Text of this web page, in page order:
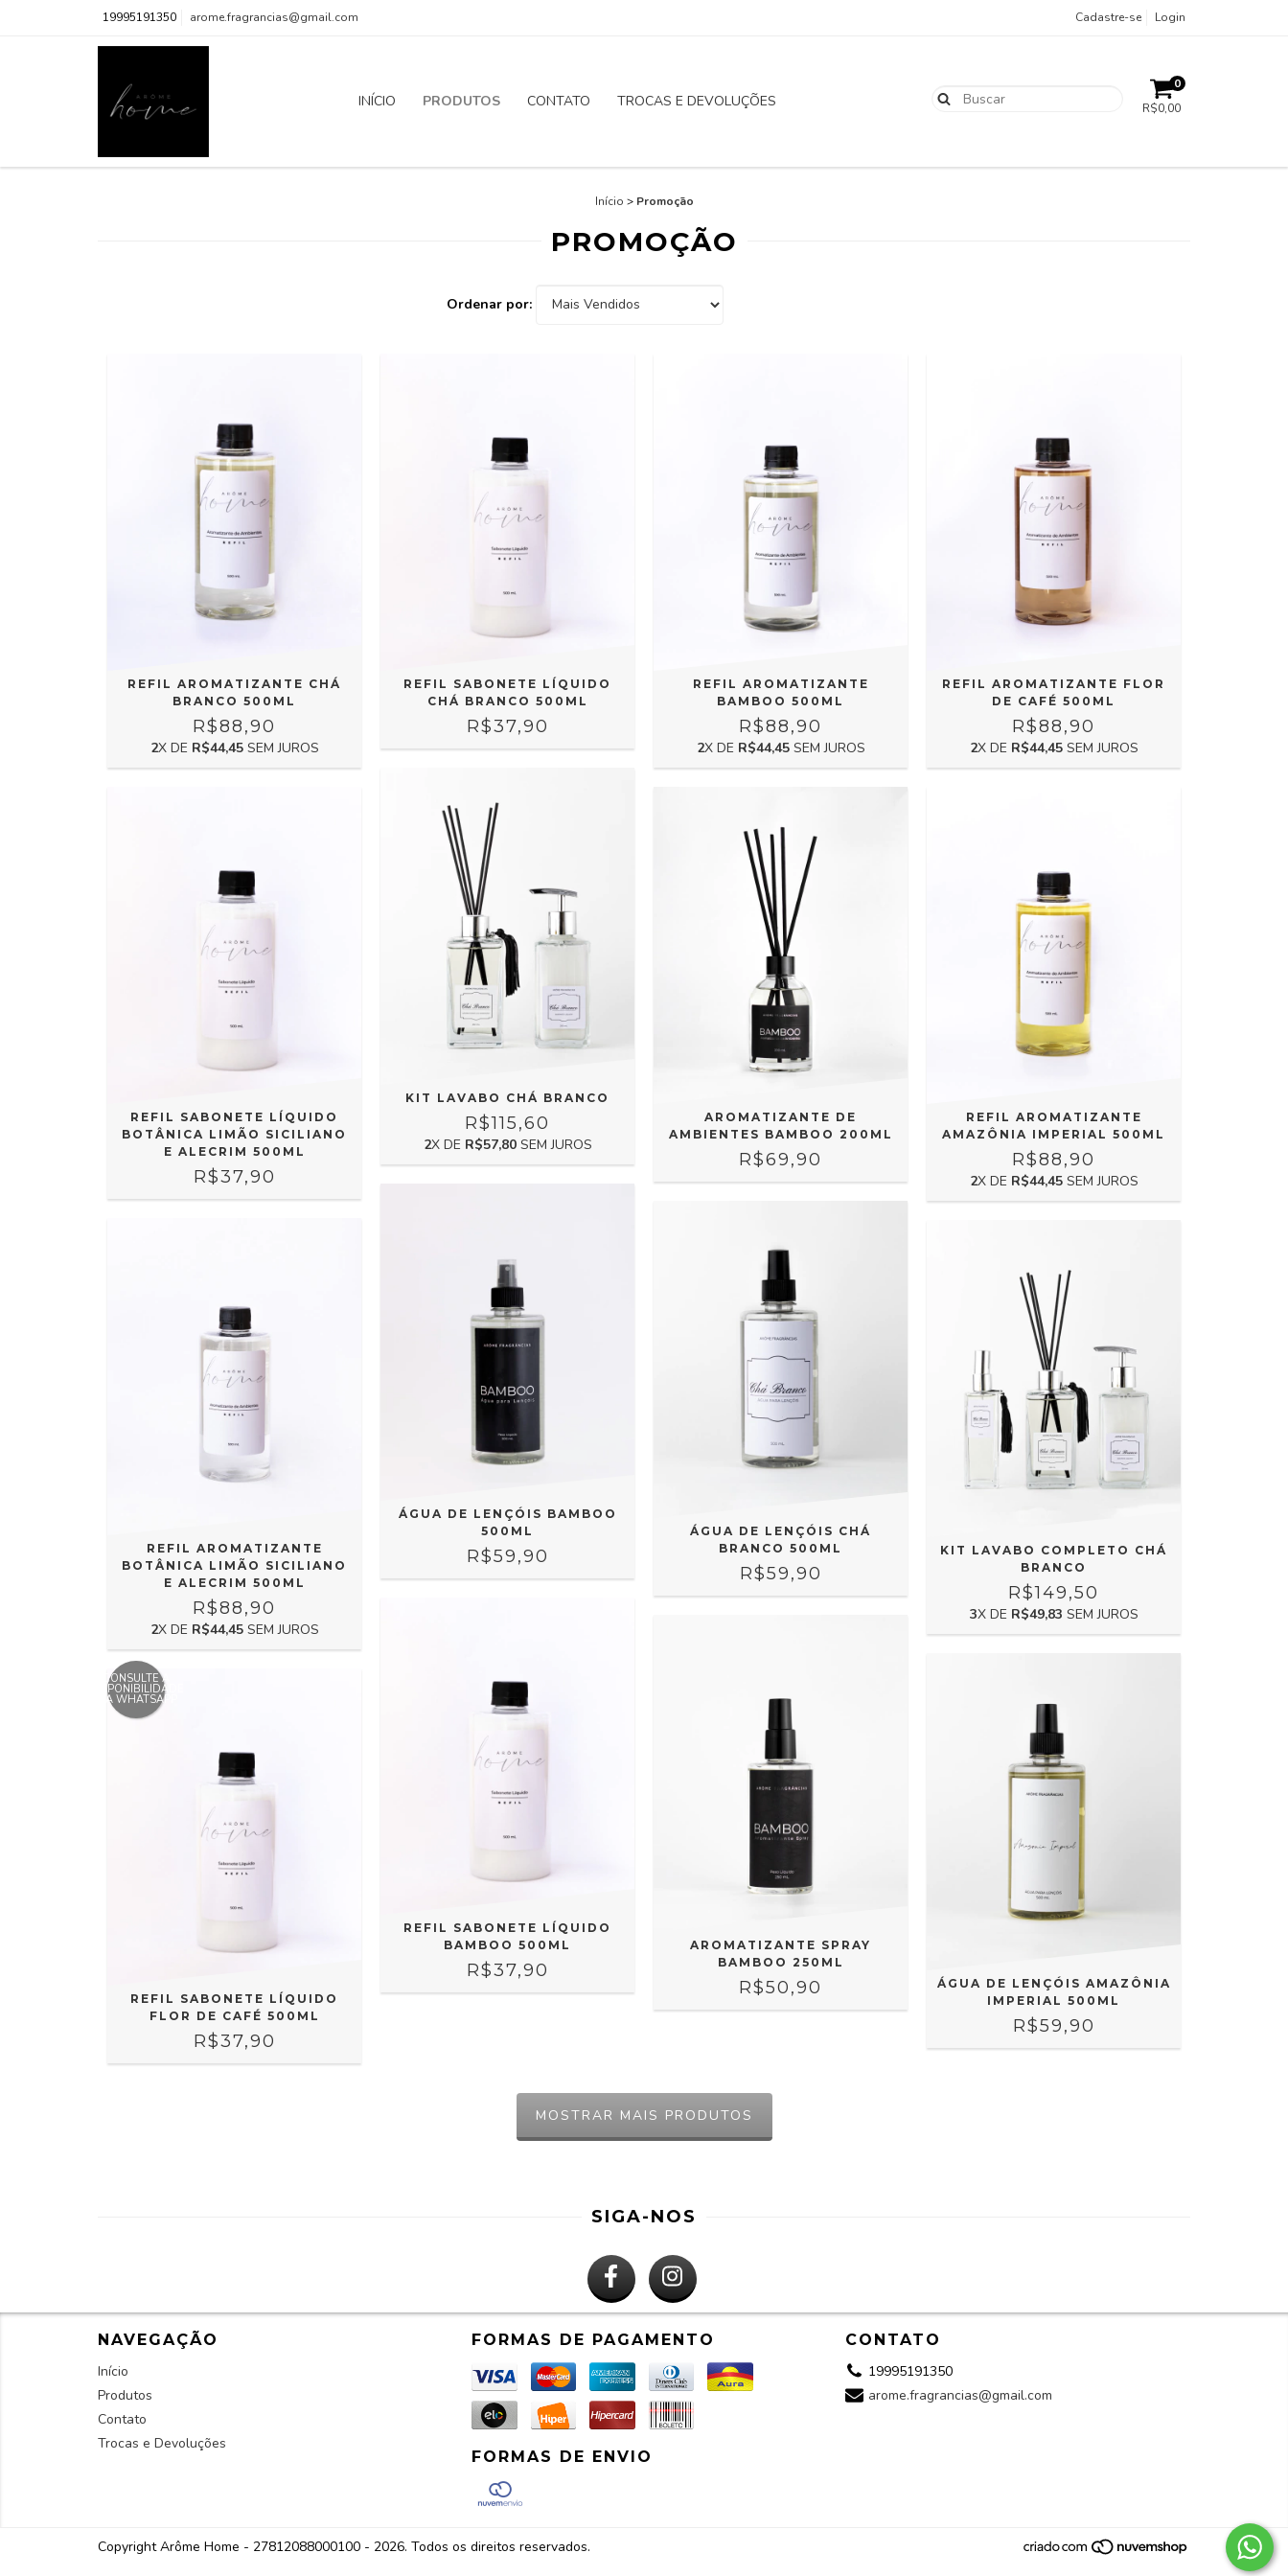
19995191350 arome.fragrancias@gmail.com Cadastre-se Login
INÍCIO PRODUTOS CONTATO TROCAS E DEVOLUÇÕES
0
R$0,00
Início > Promoção
PROMOÇÃO
Ordenar por:
REFIL AROMATIZANTE CHÁ
BRANCO 500ML
R$88,90
2X DE R$44,45SEM JUROS
REFIL SABONETE LÍQUIDO
CHÁ BRANCO 500ML
R$37,90
REFIL AROMATIZANTE
BAMBOO 500ML
R$88,90
2X DE R$44,45SEM JUROS
REFIL AROMATIZANTE FLOR
DE CAFÉ 500ML
R$88,90
2X DE R$44,45SEM JUROS
REFIL SABONETE LÍQUIDO
BOTÂNICA LIMÃO SICILIANO
E ALECRIM 500ML
R$37,90
KIT LAVABO CHÁ BRANCO
R$115,60
2X DE R$57,80SEM JUROS
AROMATIZANTE DE
AMBIENTES BAMBOO 200ML
R$69,90
REFIL AROMATIZANTE
AMAZÔNIA IMPERIAL 500ML
R$88,90
2X DE R$44,45SEM JUROS
REFIL AROMATIZANTE
BOTÂNICA LIMÃO SICILIANO
E ALECRIM 500ML
R$88,90
2X DE R$44,45SEM JUROS
ÁGUA DE LENÇÓIS BAMBOO
500ML
R$59,90
ÁGUA DE LENÇÓIS CHÁ
BRANCO 500ML
R$59,90
KIT LAVABO COMPLETO CHÁ
BRANCO
R$149,50
3X DE R$49,83 SEM JUROS
CONSULTE A
DISPONIBILIDADE
VIA WHATSAPP
REFIL SABONETE LÍQUIDO
FLOR DE CAFÉ 500ML
R$37,90
REFIL SABONETE LÍQUIDO
BAMBOO 500ML
R$37,90
AROMATIZANTE SPRAY
BAMBOO 250ML
R$50,90
ÁGUA DE LENÇÓIS AMAZÔNIA
IMPERIAL 500ML
R$59,90
MOSTRAR MAIS PRODUTOS
SIGA-NOS
NAVEGAÇÃO
Início
Produtos
Contato
Trocas e Devoluções
FORMAS DE PAGAMENTO
FORMAS DE ENVIO
CONTATO
19995191350
arome.fragrancias@gmail.com
Copyright Arôme Home - 27812088000100 - 2026. Todos os direitos reservados.